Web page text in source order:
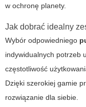
w ochronę planety.
Jak dobrać idealny
Wybór odpowiedniego
indywidualnych potrzeb
częstotliwość
Dzięki szerokiej gamie
rozwiązanie dla siebie.